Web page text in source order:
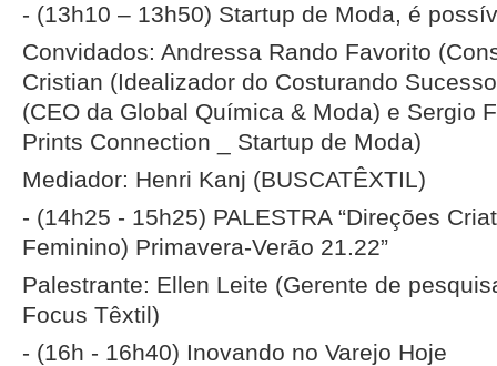
- (13h10 – 13h50) Startup de Moda, é
Convidados: Andressa Rando Favorito
Cristian (Idealizador do Costurando
(CEO da Global Química & Moda) e Sergio
Prints Connection _ Startup de Moda)
Mediador: Henri Kanj (BUSCATÊXTIL)
- (14h25 - 15h25) PALESTRA “Direções
Feminino) Primavera-Verão 21.22”
Palestrante: Ellen Leite (Gerente de
Focus Têxtil)
- (16h - 16h40) Inovando no Varejo Hoje